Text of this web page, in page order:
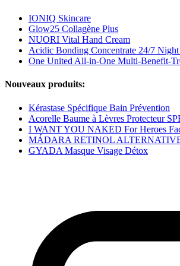
IONIQ Skincare
Glow25 Collagène Plus
NUORI Vital Hand Cream
Acidic Bonding Concentrate 24/7
One United All-in-One Multi-Benefit-
Nouveaux produits:
Kérastase Spécifique Bain Prévention
Acorelle Baume à Lèvres Protecteur
I WANT YOU NAKED For Heroes
MÁDARA RETINOL ALTERNATIVE
GYADA Masque Visage Détox